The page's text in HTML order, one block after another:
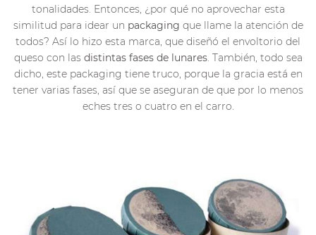
tonalidades. Entonces, ¿por qué no aprovechar esta
similitud para idear un packaging que llame la atención de
todos? Así lo hizo esta marca, que diseñó el envoltorio del
queso con las distintas fases de lunares. También, todo sea
dicho, este packaging tiene truco, porque la gracia está en
tener varias fases, así que se aseguran de que por lo menos
eches tres o cuatro en el carro.